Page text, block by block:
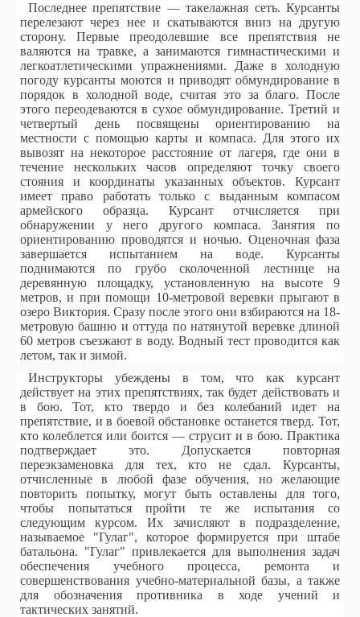
Последнее препятствие — такелажная сеть. Курсанты
перелезают через нее и скатываются вниз на другую
сторону. Первые преодолевшие все препятствия не
валяются на травке, а занимаются гимнастическими и
легкоатлетическими упражнениями. Даже в холодную
погоду курсанты моются и приводят обмундирование в
порядок в холодной воде, считая это за благо. После
этого переодеваются в сухое обмундирование. Третий и
четвертый день посвящены ориентированию на
местности с помощью карты и компаса. Для этого их
вывозят на некоторое расстояние от лагеря, где они в
течение нескольких часов определяют точку своего
стояния и координаты указанных объектов. Курсант
имеет право работать только с выданным компасом
армейского образца. Курсант отчисляется при
обнаружении у него другого компаса. Занятия по
ориентированию проводятся и ночью. Оценочная фаза
завершается испытанием на воде. Курсанты
поднимаются по грубо сколоченной лестнице на
деревянную площадку, установленную на высоте 9
метров, и при помощи 10-метровой веревки прыгают в
озеро Виктория. Сразу после этого они взбираются на 18-
метровую башню и оттуда по натянутой веревке длиной
60 метров съезжают в воду. Водный тест проводится как
летом, так и зимой.
Инструкторы убеждены в том, что как курсант
действует на этих препятствиях, так будет действовать и
в бою. Тот, кто твердо и без колебаний идет на
препятствие, и в боевой обстановке останется тверд. Тот,
кто колеблется или боится — струсит и в бою. Практика
подтверждает это. Допускается повторная
переэкзаменовка для тех, кто не сдал. Курсанты,
отчисленные в любой фазе обучения, но желающие
повторить попытку, могут быть оставлены для того,
чтобы попытаться пройти те же испытания со
следующим курсом. Их зачисляют в подразделение,
называемое "Гулаг", которое формируется при штабе
батальона. "Гулаг" привлекается для выполнения задач
обеспечения учебного процесса, ремонта и
совершенствования учебно-материальной базы, а также
для обозначения противника в ходе учений и
тактических занятий.